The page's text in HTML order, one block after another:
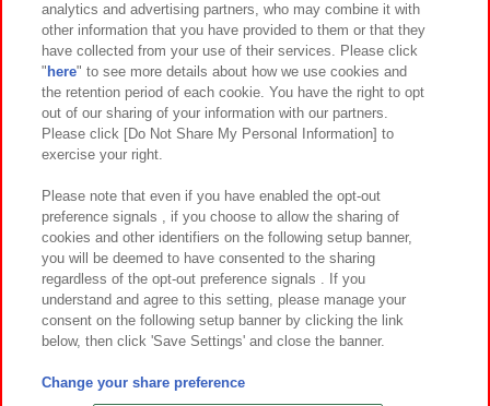
関連会社 サステナビリティ サイトポリシー
プライバシーポリシー ウェブアクセシビリティ方針と検証結果
お取引先さまとともに
カスタマーハラスメント対応方針 よくあるご質問・お問い合わせ
©Bandai Namco Amusement Inc.
©Bandai Namco Amusement Lab Inc.
analytics and advertising partners, who may combine it with
other information that you have provided to them or that they
have collected from your use of their services. Please click
" here" to see more details about how we use cookies and
the retention period of each cookie. You have the right to opt
out of our sharing of your information with our partners.
Please click [Do Not Share My Personal Information] to
exercise your right.
Please note that even if you have enabled the opt-out
preference signals , if you choose to allow the sharing of
cookies and other identifiers on the following setup banner,
you will be deemed to have consented to the sharing
regardless of the opt-out preference signals . If you
understand and agree to this setting, please manage your
consent on the following setup banner by clicking the link
below, then click 'Save Settings' and close the banner.
Change your share preference